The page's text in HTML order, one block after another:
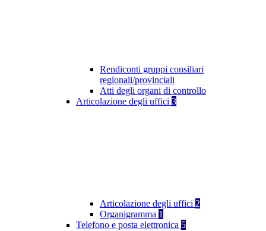
Rendiconti gruppi consiliari
regionali/provinciali
Atti degli organi di controllo
Articolazione degli uffici 3
Articolazione degli uffici 2
Organigramma 1
Telefono e posta elettronica 5